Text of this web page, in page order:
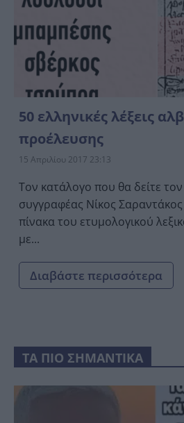
50 ελληνικές λέξεις
προέλευσης
15 Απριλίου 2017 23:13
Τον κατάλογο που θα δείτε τον
συγγραφέας Νίκος
πίνακα του ετυμολογικού
με...
Διαβάστε περισσότερα
ΤΑ ΠΙΟ ΣΗΜΑΝΤΙΚΑ